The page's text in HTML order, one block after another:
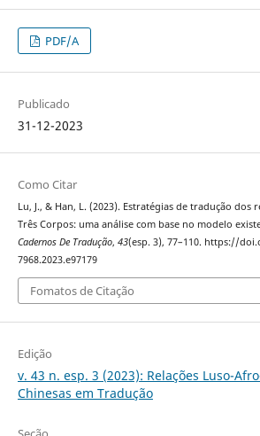
PDF/A
Publicado
31-12-2023
Como Citar
Lu, J., & Han, L. (2023). Estratégias de tradução dos
Três Corpos: uma análise com base no modelo
Cadernos De Tradução, 43(esp. 3), 77–110. https://
7968.2023.e97179
Fomatos de Citação
Edição
v. 43 n. esp. 3 (2023): Relações Luso-
Chinesas em Tradução